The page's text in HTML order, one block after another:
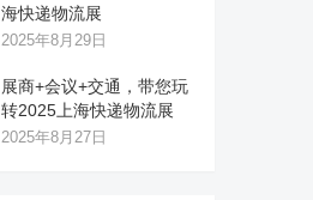
海快递物流展
2025年8月29日
展商+会议+交通，带您玩
转2025上海快递物流展
2025年8月27日